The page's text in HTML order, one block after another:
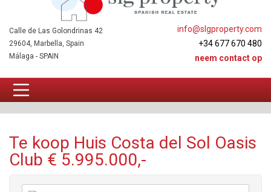
info@slgproperty.com
+34 677 670 480
neem contact op
Calle de Las Golondrinas 42
29604, Marbella, Spain
Málaga - SPAIN
Te koop Huis Costa del Sol Oasis
Club € 5.995.000,-